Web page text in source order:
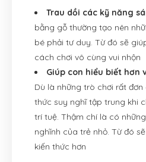
Trau dồi các kỹ năng
bằng gỗ thường tạo nên
bé phải tư duy. Từ đó sẽ
cách chơi vô cùng vui nhộn
Giúp con hiểu biết hơn
Dù là những trò chơi rất
thức suy nghĩ tập trung khi
trí tuệ. Thậm chí là có
nghĩnh của trẻ nhỏ. Từ đó
kiến thức hơn